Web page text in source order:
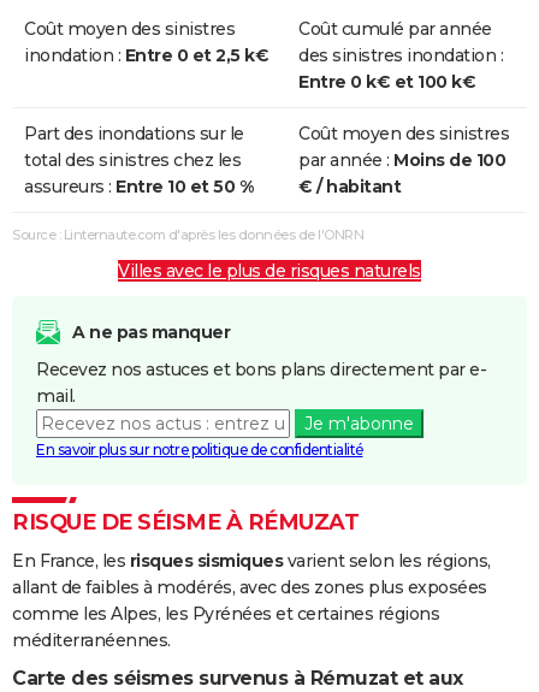
Coût moyen des sinistres
inondation : Entre 0 et 2,5 k€
Coût cumulé par année
des sinistres inondation :
Entre 0 k€ et 100 k€
Part des inondations sur le
total des sinistres chez les
assureurs : Entre 10 et 50 %
Coût moyen des sinistres
par année : Moins de 100
€ / habitant
Source : Linternaute.com d'après les données de l'ONRN
Villes avec le plus de risques naturels
A ne pas manquer
Recevez nos astuces et bons plans directement par e-
mail.
Je m'abonne
En savoir plus sur notre politique de confidentialité
RISQUE DE SÉISME À RÉMUZAT
En France, les risques sismiquesvarient selon les régions,
allant de faibles à modérés, avec des zones plus exposées
comme les Alpes, les Pyrénées et certaines régions
méditerranéennes.
Carte des séismes survenus à Rémuzat et aux